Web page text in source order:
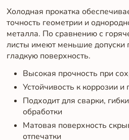
Холодная прокатка
точность геометрии и
металла. По сравнению с
листы имеют меньшие допуски
гладкую поверхность.
Высокая прочность при
Устойчивость к коррозии
Подходит для сварки,
обработки
Матовая поверхность
отпечатки